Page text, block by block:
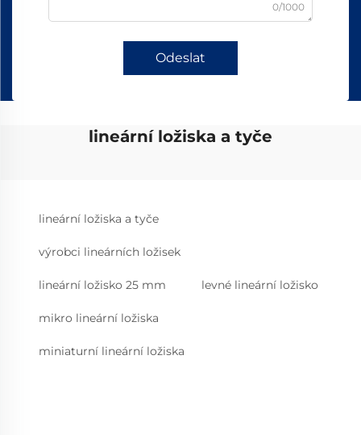
0/1000
Odeslat
lineární ložiska a tyče
lineární ložiska a tyče
výrobci lineárních ložisek
lineární ložisko 25 mm levné lineární ložisko
mikro lineární ložiska
miniaturní lineární ložiska